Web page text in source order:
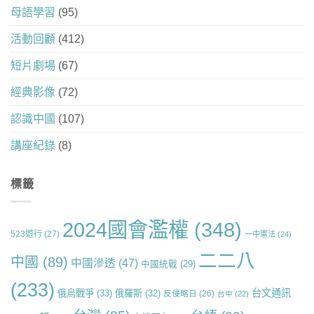
母語學習 (95)
活動回顧 (412)
短片劇場 (67)
經典影像 (72)
認識中國 (107)
講座紀錄 (8)
標籤
523遊行 (27) 2024國會濫權 (348) 一中憲法 (24)
中國 (89) 中國滲透 (47) 中國統戰 (29) 二二八
(233) 俄烏戰爭 (33) 俄羅斯 (32) 反侵略日 (26) 台中 (22) 台文通訊